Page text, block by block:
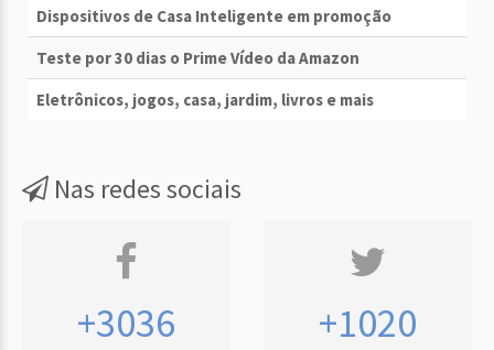
Dispositivos de Casa Inteligente em promoção
Teste por 30 dias o Prime Vídeo da Amazon
Eletrônicos, jogos, casa, jardim, livros e mais
Nas redes sociais
+3036 +1020